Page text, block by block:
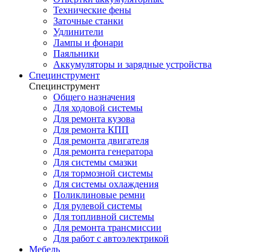
Технические фены
Заточные станки
Удлинители
Лампы и фонари
Паяльники
Аккумуляторы и зарядные устройства
Специнструмент
Специнструмент
Общего назначения
Для ходовой системы
Для ремонта кузова
Для ремонта КПП
Для ремонта двигателя
Для ремонта генератора
Для системы смазки
Для тормозной системы
Для системы охлаждения
Поликлиновые ремни
Для рулевой системы
Для топливной системы
Для ремонта трансмиссии
Для работ с автоэлектрикой
Мебель